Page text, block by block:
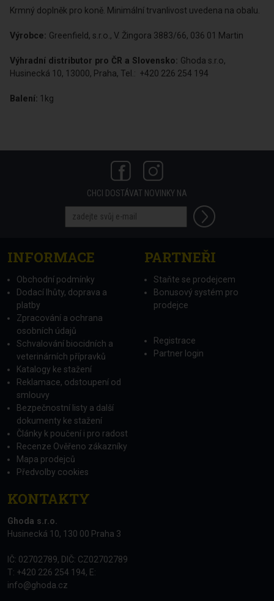
Krmný doplněk pro koně. Minimální trvanlivost uvedena na obalu.
Výrobce: Greenfield, s.r.o., V. Žingora 3883/66, 036 01 Martin
Výhradní distributor pro ČR a Slovensko: Ghoda s.r.o,
Husinecká 10, 13000, Praha, Tel.: +420 226 254 194
Balení: 1kg
CHCI DOSTÁVAT NOVINKY NA
INFORMACE
Obchodní podmínky
Dodací lhůty, doprava a
platby
Zpracování a ochrana
osobních údajů
Schvalování biocidních a
veterinárních přípravků
Katalogy ke stažení
Reklamace, odstoupení od
smlouvy
Bezpečnostní listy a další
dokumenty ke stažení
Články k poučení i pro radost
Recenze Ověřeno zákazníky
Mapa prodejců
Předvolby cookies
PARTNEŘI
Staňte se prodejcem
Bonusový systém pro
prodejce
Registrace
Partner login
KONTAKTY
Ghoda s.r.o.
Husinecká 10, 130 00 Praha 3
IČ: 02702789, DIČ: CZ02702789
T: +420 226 254 194, E:
info@ghoda.cz